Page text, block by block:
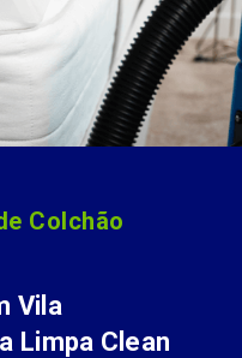
Colchão
Vila
Limpa Clean